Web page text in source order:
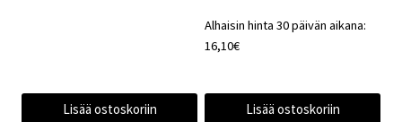
Lisää ostoskoriin
Alhaisin hinta 30 päivän aikana:
16,10€
Lisää ostoskoriin